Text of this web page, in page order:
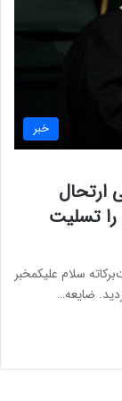
خبر
ارتحال
تسلیت
سلام علیکمخبر
ضایعه…